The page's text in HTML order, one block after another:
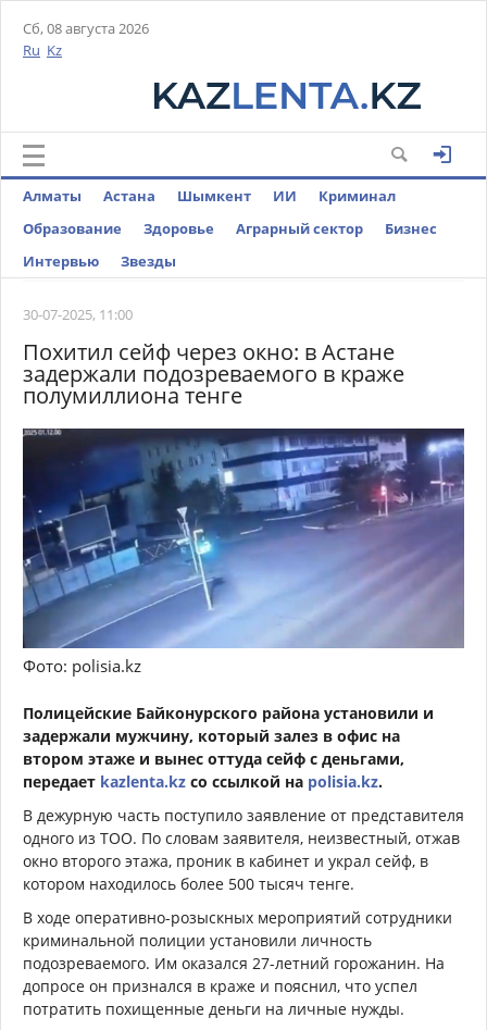
Сб, 08 августа 2026
Ru Kz
Алматы Астана Шымкент ИИ
Криминал
Образование
Здоровье Аграрный сектор
Бизнес
Интервью
Звезды
30-07-2025, 11:00
Похитил сейф через окно: в Астане
задержали подозреваемого в краже
полумиллиона тенге
Фото: polisia.kz
Полицейские Байконурского района установили и
задержали мужчину, который залез в офис на
втором этаже и вынес оттуда сейф с деньгами,
передает kazlenta.kz со ссылкой на polisia.kz.
В дежурную часть поступило заявление от представителя
одного из ТОО. По словам заявителя, неизвестный, отжав
окно второго этажа, проник в кабинет и украл сейф, в
котором находилось более 500 тысяч тенге.
В ходе оперативно-розыскных мероприятий сотрудники
криминальной полиции установили личность
подозреваемого. Им оказался 27-летний горожанин. На
допросе он признался в краже и пояснил, что успел
потратить похищенные деньги на личные нужды.